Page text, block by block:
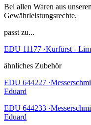
Bei allen Waren aus
Gewährleistungsrechte.
passt zu...
EDU 11177 ·Kurfürst -
ähnliches Zubehör
EDU 644227
Eduard
EDU 644233
Eduard